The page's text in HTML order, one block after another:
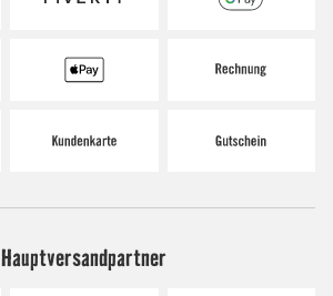
Hauptversandpartner